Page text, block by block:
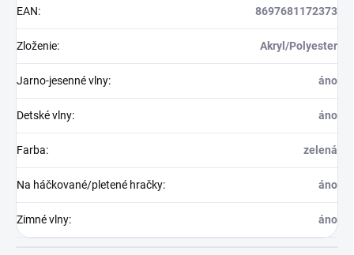
EAN: 8697681172373
Zloženie: Akryl/Polyester
Jarno-jesenné vlny: áno
Detské vlny: áno
Farba: zelená
Na háčkované/pletené hračky: áno
Zimné vlny: áno